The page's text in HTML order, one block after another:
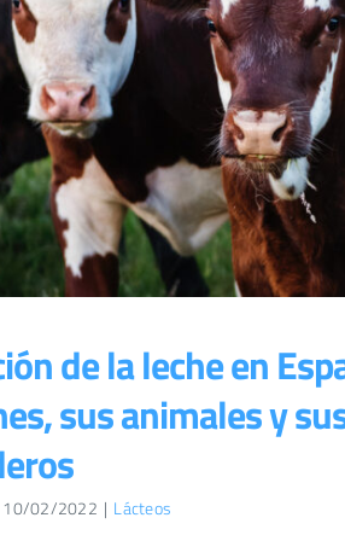
de la leche en
sus animales y
10/02/2022 | Lácteos